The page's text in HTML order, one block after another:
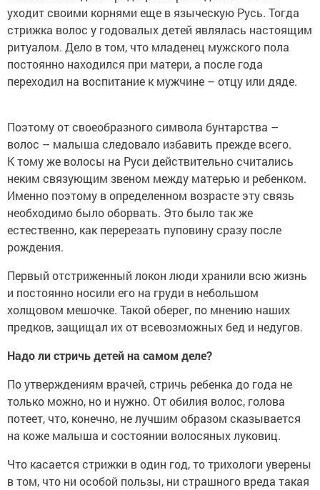
уходит своими корнями еще в языческую Русь. Тогда
стрижка волос у годовалых детей являлась настоящим
ритуалом. Дело в том, что младенец мужского пола
постоянно находился при матери, а после года
переходил на воспитание к мужчине – отцу или дяде.
Поэтому от своеобразного символа бунтарства –
волос – малыша следовало избавить прежде всего.
К тому же волосы на Руси действительно считались
неким связующим звеном между матерью и ребенком.
Именно поэтому в определенном возрасте эту связь
необходимо было оборвать. Это было так же
естественно, как перерезать пуповину сразу после
рождения.
Первый отстриженный локон люди хранили всю жизнь
и постоянно носили его на груди в небольшом
холщовом мешочке. Такой оберег, по мнению наших
предков, защищал их от всевозможных бед и недугов.
Надо ли стричь детей на самом деле?
По утверждениям врачей, стричь ребенка до года не
только можно, но и нужно. От обилия волос, голова
потеет, что, конечно, не лучшим образом сказывается
на коже малыша и состоянии волосяных луковиц.
Что касается стрижки в один год, то трихологи уверены
в том, что ни особой пользы, ни страшного вреда такая